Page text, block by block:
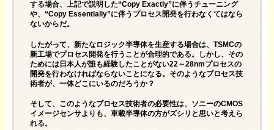
する場合、上記で説明した“Copy Exactly”に伴うチューニング
や、“Copy Essentially”に伴うプロセス開発を行わなくてはなら
ないからだ。
したがって、新たなロジック半導体を生産する場合は、TSMCの
新工場でプロセス開発を行うことが合理的である。しかし、その
ためには日本人が誰も経験したことがない22～28nmプロセスの
開発を行わなければならないことになる。そのようなプロセス技
術者が、一体どこにいるのだろうか？
そして、このようなプロセス技術者の必要性は、ソニーのCMOS
イメージセンサよりも、車載半導体の方がズシリと思いと考えら
れる。